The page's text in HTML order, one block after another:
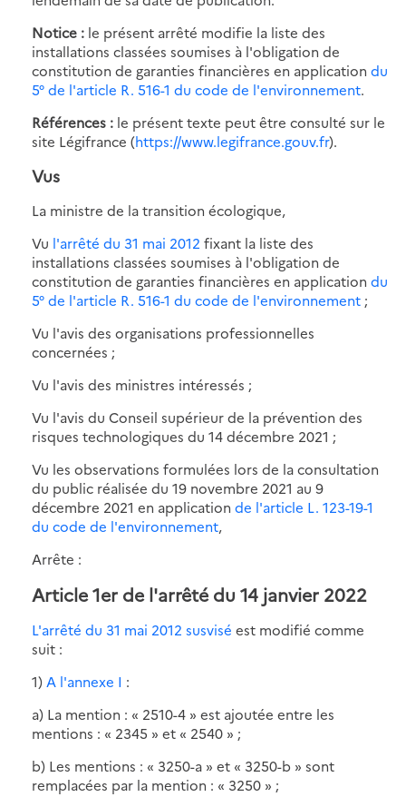
Notice : le présent arrêté modifie la liste des
installations classées soumises à l'obligation de
constitution de garanties financières en application du
5° de l'article R. 516-1 du code de l'environnement.
Références : le présent texte peut être consulté sur le
site Légifrance (https://www.legifrance.gouv.fr).
Vus
La ministre de la transition écologique,
Vu l'arrêté du 31 mai 2012 fixant la liste des
installations classées soumises à l'obligation de
constitution de garanties financières en application du
5° de l'article R. 516-1 du code de l'environnement ;
Vu l'avis des organisations professionnelles
concernées ;
Vu l'avis des ministres intéressés ;
Vu l'avis du Conseil supérieur de la prévention des
risques technologiques du 14 décembre 2021 ;
Vu les observations formulées lors de la consultation
du public réalisée du 19 novembre 2021 au 9
décembre 2021 en application de l'article L. 123-19-1
du code de l'environnement,
Arrête :
Article 1er de l'arrêté du 14 janvier 2022
L'arrêté du 31 mai 2012 susvisé est modifié comme
suit :
1) A l'annexe I :
a) La mention : « 2510-4 » est ajoutée entre les
mentions : « 2345 » et « 2540 » ;
b) Les mentions : « 3250-a » et « 3250-b » sont
remplacées par la mention : « 3250 » ;